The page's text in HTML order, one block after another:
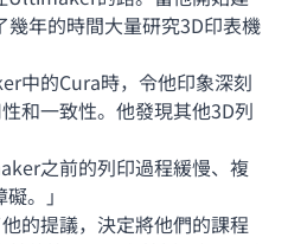
年的時間大量研究3D印表機
中的Cura時，令他印象深刻
和一致性。他發現其他3D列
之前的列印過程緩慢、複
。」
的提議，決定將他們的課程